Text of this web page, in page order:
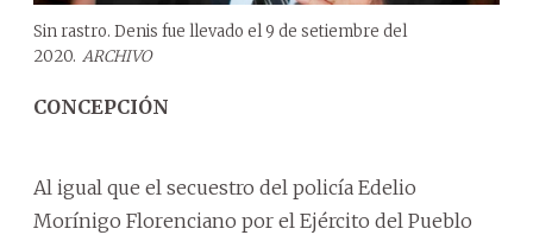
Sin rastro. Denis fue llevado el 9 de setiembre del
2020. ARCHIVO
CONCEPCIÓN
Al igual que el secuestro del policía Edelio
Morínigo Florenciano por el Ejército del Pueblo